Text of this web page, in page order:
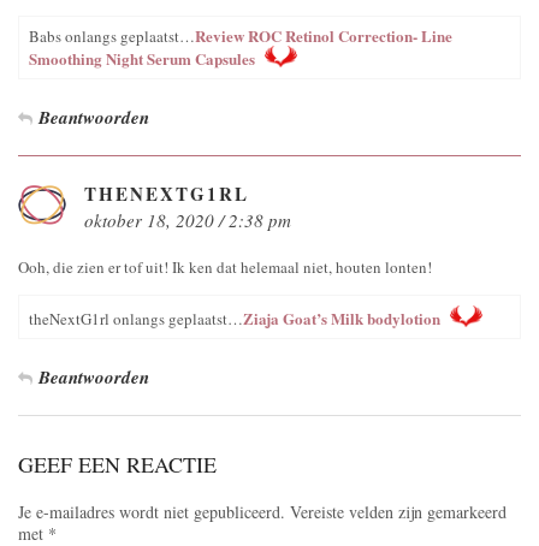
Babs onlangs geplaatst…Review ROC Retinol Correction- Line
Smoothing Night Serum Capsules
Beantwoorden
THENEXTG1RL
oktober 18, 2020 / 2:38 pm
Ooh, die zien er tof uit! Ik ken dat helemaal niet, houten lonten!
theNextG1rl onlangs geplaatst…Ziaja Goat’s Milk bodylotion
Beantwoorden
GEEF EEN REACTIE
Je e-mailadres wordt niet gepubliceerd. Vereiste velden zijn gemarkeerd
met *